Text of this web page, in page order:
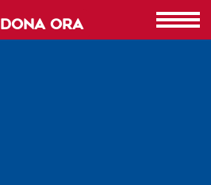
DONA ORA